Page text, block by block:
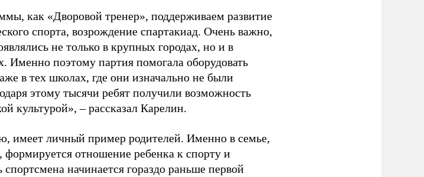
как «Дворовой тренер», поддерживаем развитие
спорта, возрождение спартакиад. Очень важно,
не только в крупных городах, но и в
Именно поэтому партия помогала оборудовать
в тех школах, где они изначально не были
этому тысячи ребят получили возможность
культурой», – рассказал Карелин.
имеет личный пример родителей. Именно в семье,
отношение ребенка к спорту и
начинается гораздо раньше первой